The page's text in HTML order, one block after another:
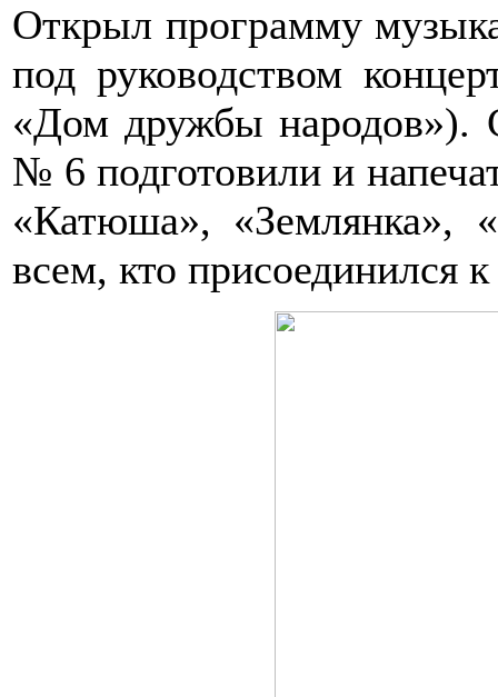
Открыл программу
под руководством
«Дом дружбы народов»).
№ 6 подготовили и
«Катюша», «Землянка»,
всем, кто присоединился